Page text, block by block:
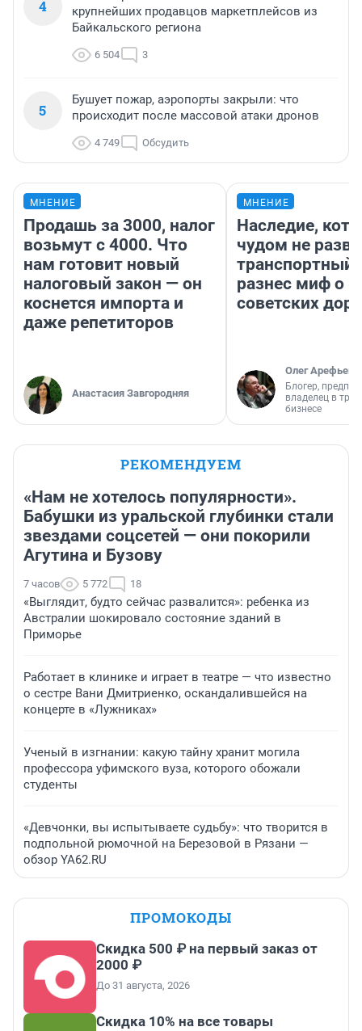
4
крупнейших продавцов маркетплейсов из
Байкальского региона
6 504 3
5
Бушует пожар, аэропорты закрыли: что
происходит после массовой атаки дронов
4 749 Обсудить
МНЕНИЕ
Продашь за 3000, налог
возьмут с 4000. Что
нам готовит новый
налоговый закон — он
коснется импорта и
даже репетиторов
Анастасия Завгородняя
МНЕНИЕ
Наследие,
чудом не
транспортный
разнес миф о
советских
Олег Арефьев
Блогер,
владелец в
бизнесе
РЕКОМЕНДУЕМ
«Нам не хотелось популярности».
Бабушки из уральской глубинки стали
звездами соцсетей — они покорили
Агутина и Бузову
7 часов 5 772 18
«Выглядит, будто сейчас развалится»: ребенка из
Австралии шокировало состояние зданий в
Приморье
Работает в клинике и играет в театре — что известно
о сестре Вани Дмитриенко, оскандалившейся на
концерте в «Лужниках»
Ученый в изгнании: какую тайну хранит могила
профессора уфимского вуза, которого обожали
студенты
«Девчонки, вы испытываете судьбу»: что творится в
подпольной рюмочной на Березовой в Рязани —
обзор YA62.RU
ПРОМОКОДЫ
Скидка 500 ₽ на первый заказ от
2000 ₽
До 31 августа, 2026
Скидка 10% на все товары